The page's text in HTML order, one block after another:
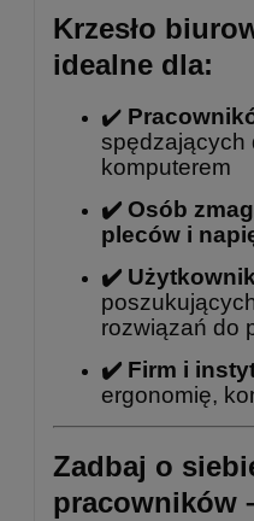
Krzesło
idealne dla:
✔️
spędzających
komputerem
✔️ Osób
pleców i
✔️
rozwiązań do
✔️ Firm i
ergonomię,
Zadbaj o
pracowników